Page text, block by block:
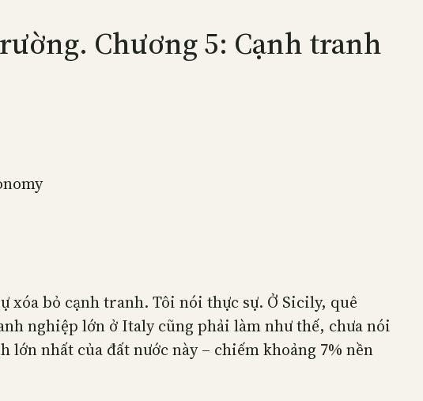
Chương 5: Cạnh tranh
xóa bỏ cạnh tranh. Tôi nói thực sự. Ở Sicily, quê
nghiệp lớn ở Italy cũng phải làm như thế, chưa nói
nhất của đất nước này – chiếm khoảng 7% nền